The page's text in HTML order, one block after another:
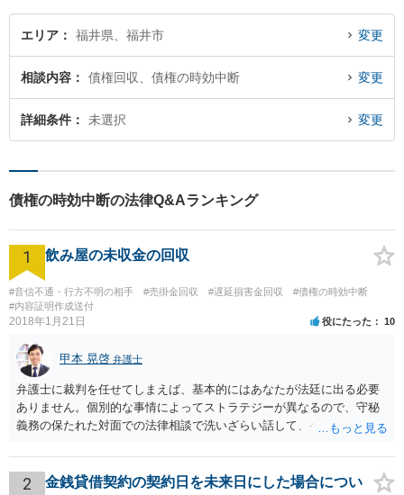
す。
エリア 福井県、福井市 変更
相談内容 債権回収、債権の時効中断 変更
詳細条件 未選択 変更
債権の時効中断の法律Q&Aランキング
1 飲み屋の未収金の回収
#音信不通・行方不明の相手 #売掛金回収 #遅延損害金回収
#債権の時効中断
#内容証明作成送付
2018年1月21日 役にたった 10
甲本 晃啓 弁護士
弁護士に裁判を任せてしまえば、基本的にはあなたが法廷に出る必要
ありません。個別的な事情によってストラテジーが異なるので、守秘
義務の保たれた対面での法律相談で洗いざらい話して、ベストな方法
2 金銭貸借契約の契約日を未来日にした場合につい